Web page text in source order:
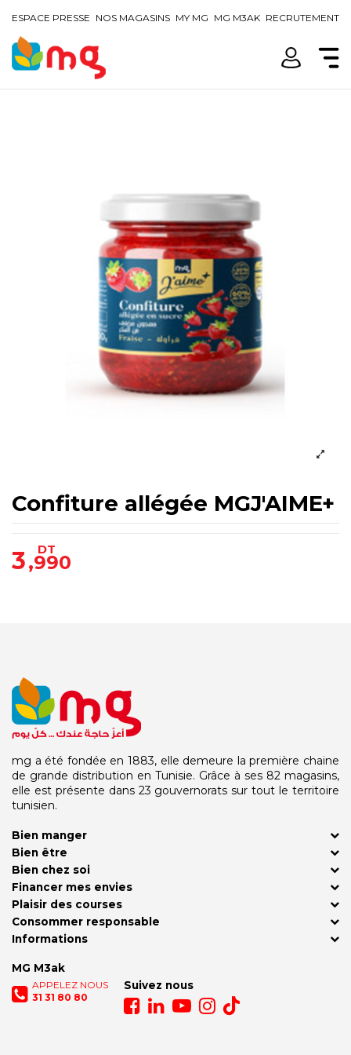
ESPACE PRESSE NOS MAGASINS MY MG MG M3AK RECRUTEMENT
Confiture allégée MGJ'AIME+
3,990
DT
mg a été fondée en 1883, elle demeure la première chaine
de grande distribution en Tunisie. Grâce à ses 82 magasins,
elle est présente dans 23 gouvernorats sur tout le territoire
tunisien.
Bien manger
Bien être
Bien chez soi
Financer mes envies
Plaisir des courses
MG M3ak
APPELEZ NOUS
31 31 80 80
Suivez nous
Consommer responsable
Informations